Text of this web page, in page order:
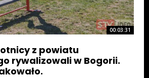
00:03:31
z powiatu
rywalizowali w Bogorii.